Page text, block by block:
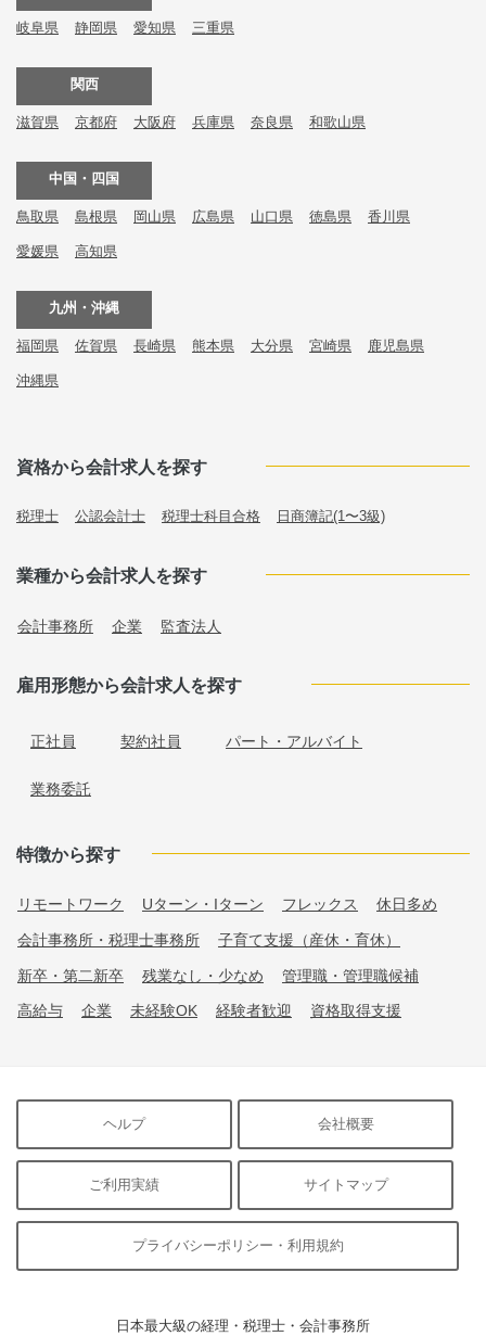
岐阜県 静岡県 愛知県 三重県
関西
滋賀県 京都府 大阪府 兵庫県 奈良県 和歌山県
中国・四国
鳥取県 島根県 岡山県 広島県 山口県 徳島県 香川県
愛媛県 高知県
九州・沖縄
福岡県 佐賀県 長崎県 熊本県 大分県 宮崎県 鹿児島県
沖縄県
資格から会計求人を探す
税理士 公認会計士 税理士科目合格 日商簿記(1〜3級)
業種から会計求人を探す
会計事務所 企業 監査法人
雇用形態から会計求人を探す
正社員 契約社員 パート・アルバイト
業務委託
特徴から探す
リモートワーク Uターン・Iターン フレックス 休日多め
会計事務所・税理士事務所 子育て支援（産休・育休）
新卒・第二新卒 残業なし・少なめ 管理職・管理職候補
高給与 企業 未経験OK 経験者歓迎 資格取得支援
ヘルプ 会社概要
ご利用実績 サイトマップ
プライバシーポリシー・利用規約
日本最大級の経理・税理士・会計事務所